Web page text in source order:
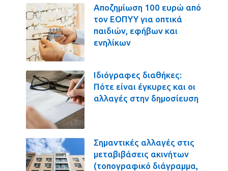
Αποζημίωση 100 ευρώ από
τον ΕΟΠΥΥ για οπτικά
παιδιών, εφήβων και
ενηλίκων
Ιδιόγραφες διαθήκες:
Πότε είναι έγκυρες και οι
αλλαγές στην δημοσίευση
Σημαντικές αλλαγές στις
μεταβιβάσεις ακινήτων
(τοπογραφικό διάγραμμα,